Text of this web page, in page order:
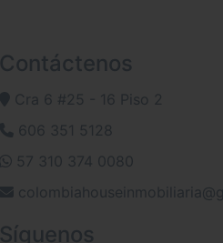
Contáctenos
Cra 6 #25 - 16 Piso 2
606 351 5128
57 310 374 0080
Síguenos